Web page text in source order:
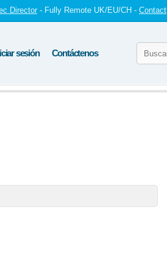
Director - Fully Remote UK/EU/CH - Contact
sesión Contáctenos